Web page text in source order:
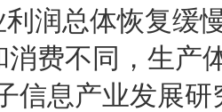
润总体恢复缓
不同，生产
信息产业发展